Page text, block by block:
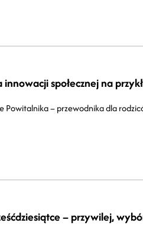
innowacji społecznej na
Powitalnika – przewodnika dla
– przywilej,